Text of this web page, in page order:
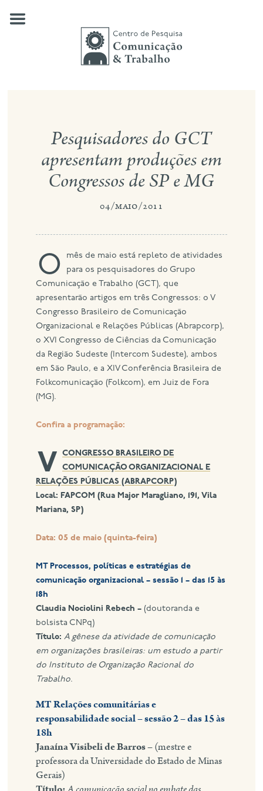
nossas pesquisas
publicações
notícias
eventos
contato
busca
eng
Pesquisadores do GCT
apresentam produções em
Congressos de SP e MG
04/maio/2011
O mês de maio está repleto de atividades
para os pesquisadores do Grupo
Comunicação e Trabalho (GCT), que
apresentarão artigos em três Congressos: o V
Congresso Brasileiro de Comunicação
Organizacional e Relações Públicas (Abrapcorp),
o XVI Congresso de Ciências da Comunicação
da Região Sudeste (Intercom Sudeste), ambos
em São Paulo, e a XIV Conferência Brasileira de
Folkcomunicação (Folkcom), em Juiz de Fora
(MG).
Confira a programação:
V CONGRESSO BRASILEIRO DE
COMUNICAÇÃO ORGANIZACIONAL E
RELAÇÕES PÚBLICAS (ABRAPCORP)
Local: FAPCOM (Rua Major Maragliano, 191, Vila
Mariana, SP)
Data: 05 de maio (quinta-feira)
MT Processos, políticas e estratégias de
comunicação organizacional – sessão 1 – das 15 às
18h
Claudia Nociolini Rebech – (doutoranda e
bolsista CNPq)
Título: A gênese da atividade de comunicação
em organizações brasileiras: um estudo a partir
do Instituto de Organização Racional do
Trabalho.
MT Relações comunitárias e
responsabilidade social – sessão 2 – das 15 às
18h
Janaína Visibeli de Barros– (mestre e
professora da Universidade do Estado de Minas
Gerais)